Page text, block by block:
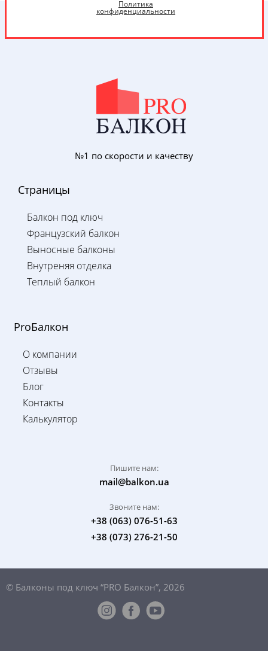
Политика
конфиденциальности
№1 по скорости и качеству
Страницы
Балкон под ключ
Французский балкон
Выносные балконы
Внутреняя отделка
Теплый балкон
ProБалкон
О компании
Отзывы
Блог
Контакты
Калькулятор
Пишите нам:
mail@balkon.ua
Звоните нам:
+38 (063) 076-51-63
+38 (073) 276-21-50
© Балконы под ключ “PRO Балкон”, 2026